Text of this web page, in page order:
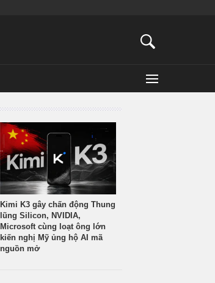
Kimi K3 gây chấn động Thung
lũng Silicon, NVIDIA,
Microsoft cùng loạt ông lớn
kiến nghị Mỹ ủng hộ AI mã
nguồn mở